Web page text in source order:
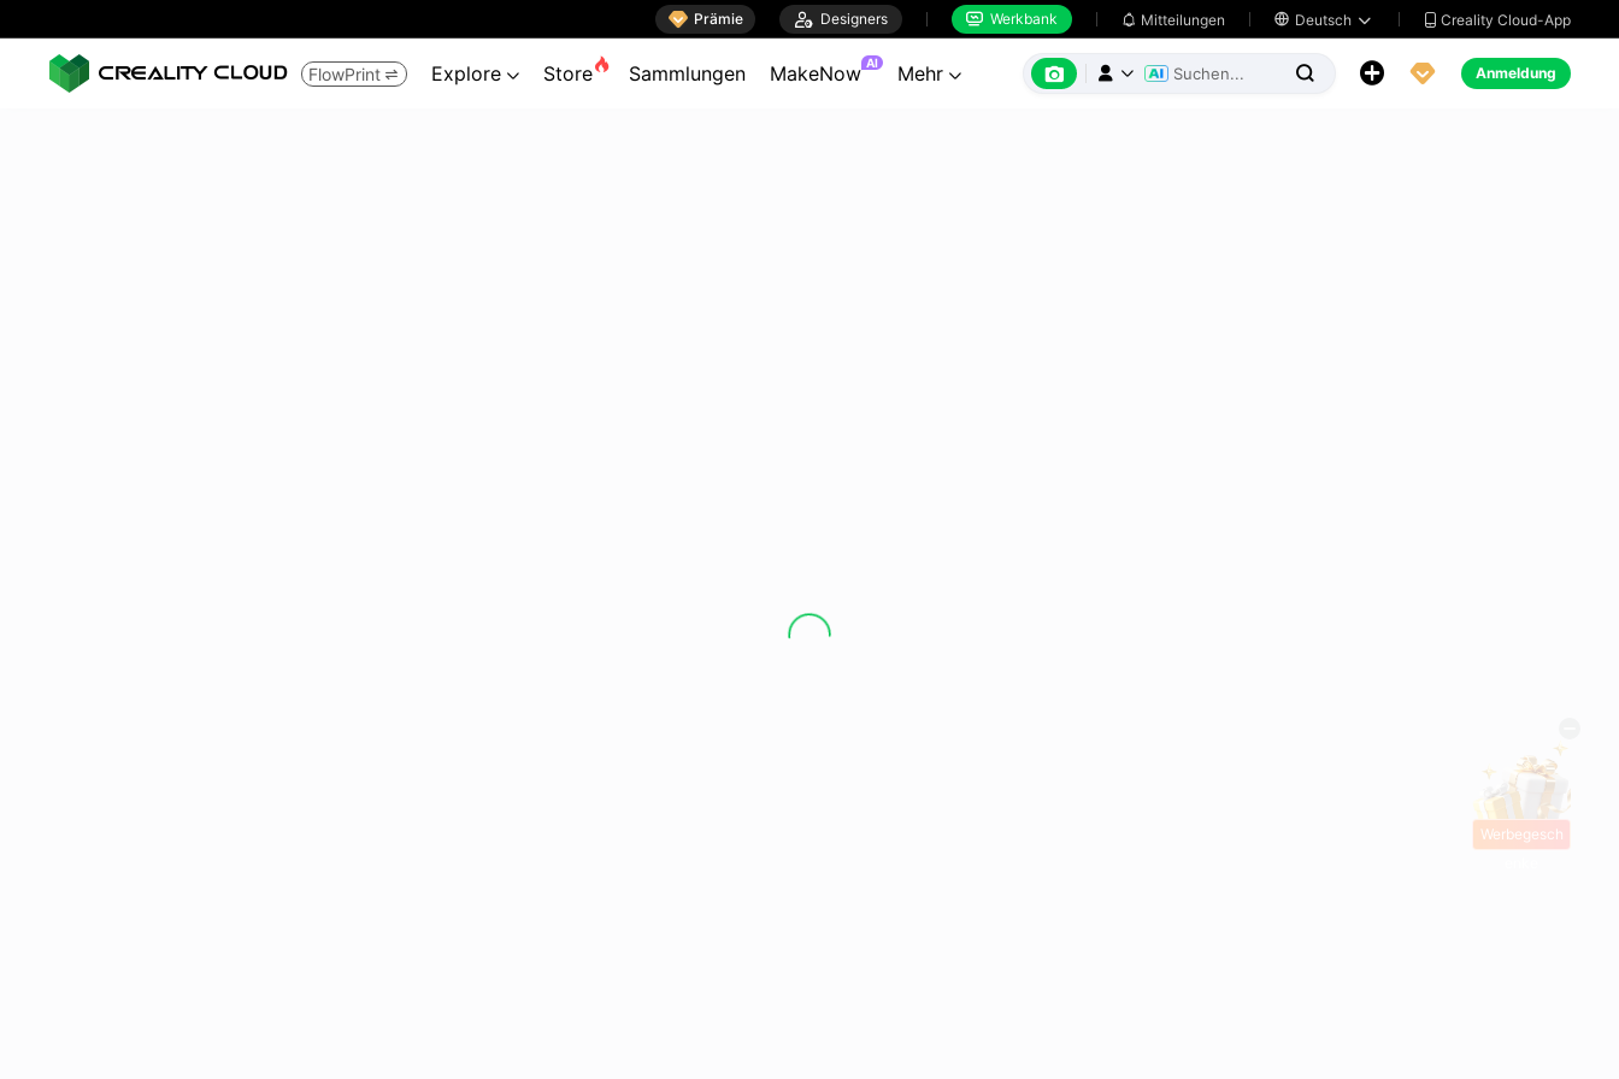
 Prämie  Designers  Werkbank  Mitteilungen  Deutsch   Creality Cloud-App
FlowPrint  Explore  Store Sammlungen MakeNow AI Mehr        Anmeldung
Werbegesch